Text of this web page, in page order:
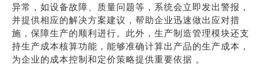
异常，如设备故障、质量问题等，系统会立即发出警报，
并提供相应的解决方案建议，帮助企业迅速做出应对措
施，保障生产的顺利进行。此外，生产制造管理模块还支
持生产成本核算功能，能够准确计算出产品的生产成本，
为企业的成本控制和定价策略提供重要依据 。